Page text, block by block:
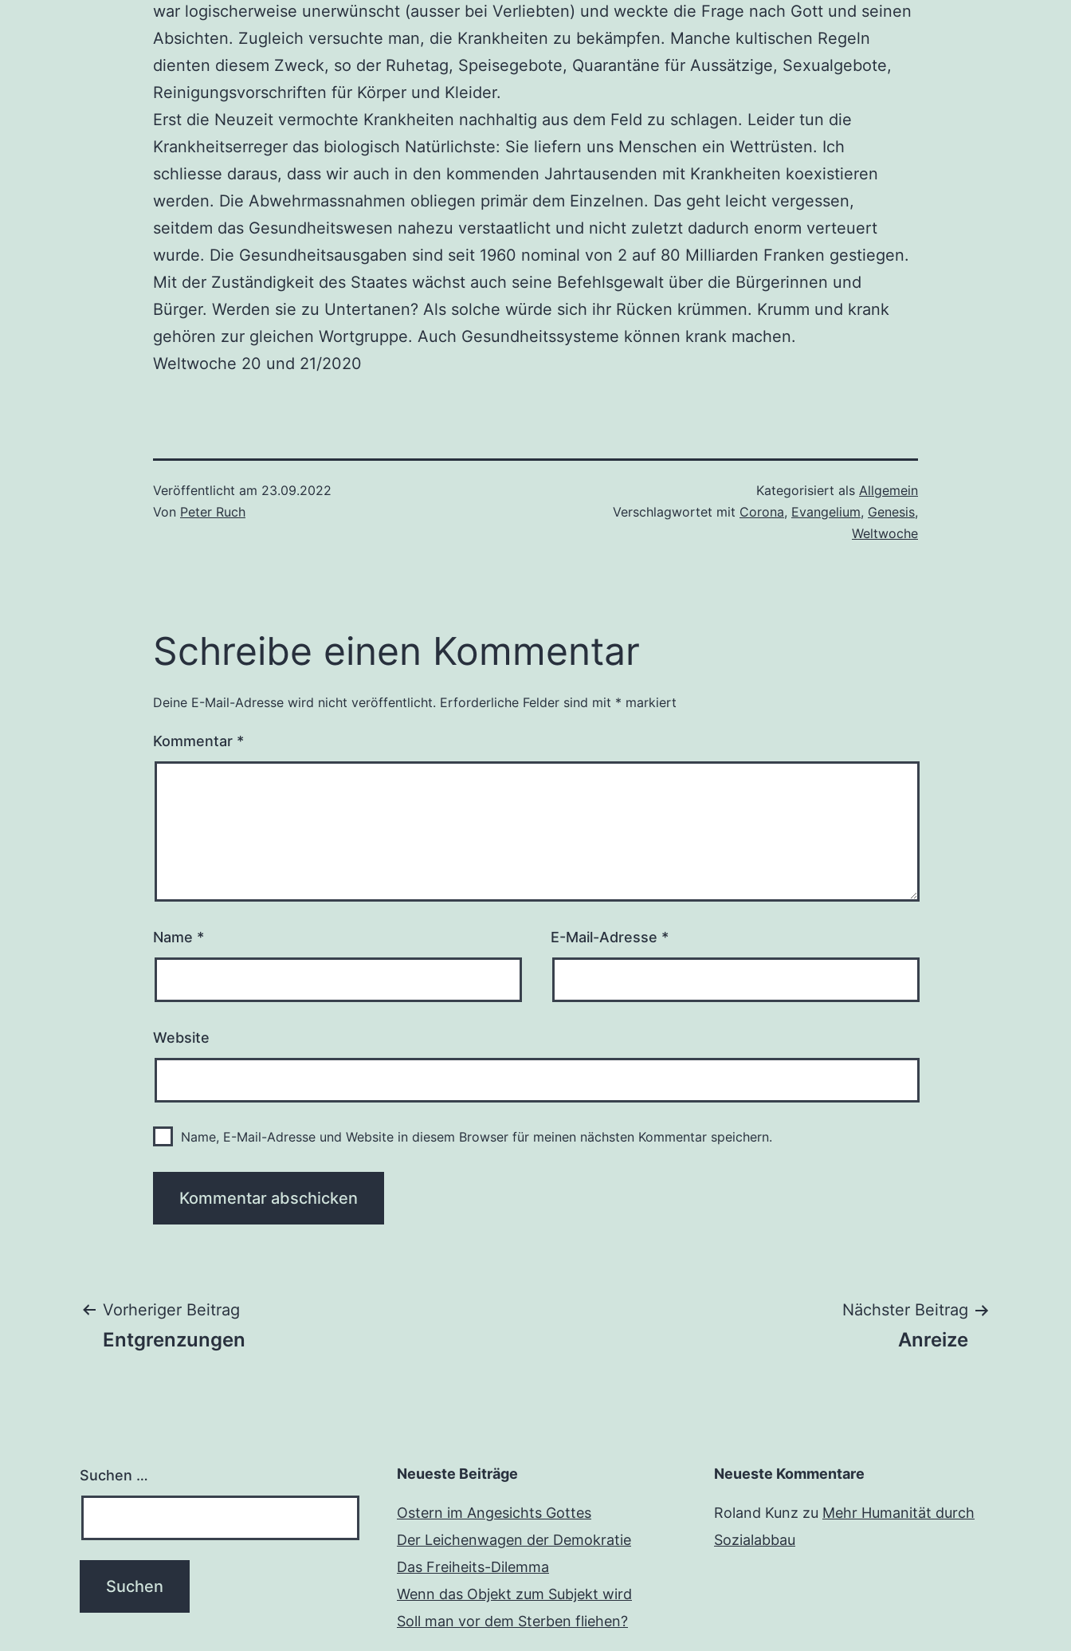
war logischerweise unerwünscht (ausser bei Verliebten) und weckte die Frage nach Gott und seinen
Absichten. Zugleich versuchte man, die Krankheiten zu bekämpfen. Manche kultischen Regeln
dienten diesem Zweck, so der Ruhetag, Speisegebote, Quarantäne für Aussätzige, Sexualgebote,
Reinigungsvorschriften für Körper und Kleider.
Erst die Neuzeit vermochte Krankheiten nachhaltig aus dem Feld zu schlagen. Leider tun die
Krankheitserreger das biologisch Natürlichste: Sie liefern uns Menschen ein Wettrüsten. Ich
schliesse daraus, dass wir auch in den kommenden Jahrtausenden mit Krankheiten koexistieren
werden. Die Abwehrmassnahmen obliegen primär dem Einzelnen. Das geht leicht vergessen,
seitdem das Gesundheitswesen nahezu verstaatlicht und nicht zuletzt dadurch enorm verteuert
wurde. Die Gesundheitsausgaben sind seit 1960 nominal von 2 auf 80 Milliarden Franken gestiegen.
Mit der Zuständigkeit des Staates wächst auch seine Befehlsgewalt über die Bürgerinnen und
Bürger. Werden sie zu Untertanen? Als solche würde sich ihr Rücken krümmen. Krumm und krank
gehören zur gleichen Wortgruppe. Auch Gesundheitssysteme können krank machen.
Weltwoche 20 und 21/2020
Veröffentlicht am 23.09.2022
Von Peter Ruch
Kategorisiert als Allgemein
Verschlagwortet mit Corona, Evangelium, Genesis,
Weltwoche
Schreibe einen Kommentar
Deine E-Mail-Adresse wird nicht veröffentlicht. Erforderliche Felder sind mit * markiert
Kommentar *
Name * E-Mail-Adresse *
Website
Name, E-Mail-Adresse und Website in diesem Browser für meinen nächsten Kommentar speichern.
Beitragsnavigation
Vorheriger Beitrag
Entgrenzungen
Nächster Beitrag
Anreize
Suchen … Neueste Beiträge
Ostern im Angesichts Gottes
Der Leichenwagen der Demokratie
Das Freiheits-Dilemma
Wenn das Objekt zum Subjekt wird
Soll man vor dem Sterben fliehen?
Neueste Kommentare
Roland Kunz zu Mehr Humanität durch
Sozialabbau